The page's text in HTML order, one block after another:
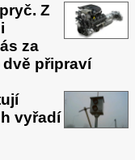
Z
za
připraví
vyřadí